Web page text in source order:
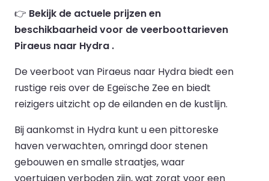
👉 Bekijk de actuele prijzen en
beschikbaarheid voor de veerboottarieven
Piraeus naar Hydra .
De veerboot van Piraeus naar Hydra biedt een
rustige reis over de Egeïsche Zee en biedt
reizigers uitzicht op de eilanden en de kustlijn.
Bij aankomst in Hydra kunt u een pittoreske
haven verwachten, omringd door stenen
gebouwen en smalle straatjes, waar